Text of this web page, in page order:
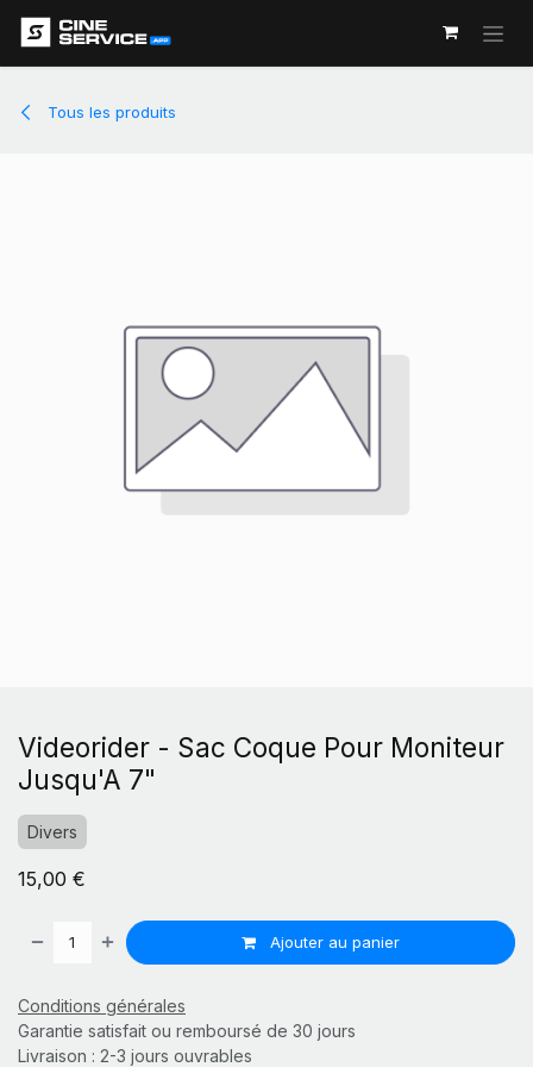
Tous les produits
Videorider - Sac Coque Pour Moniteur
Jusqu'A 7"
Divers
15,00 €
Ajouter au panier
Conditions générales
Garantie satisfait ou remboursé de 30 jours
Livraison : 2-3 jours ouvrables